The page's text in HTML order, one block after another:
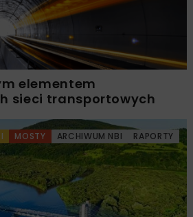
elementem
sieci transportowych
MOSTY ARCHIWUM NBI RAPORTY